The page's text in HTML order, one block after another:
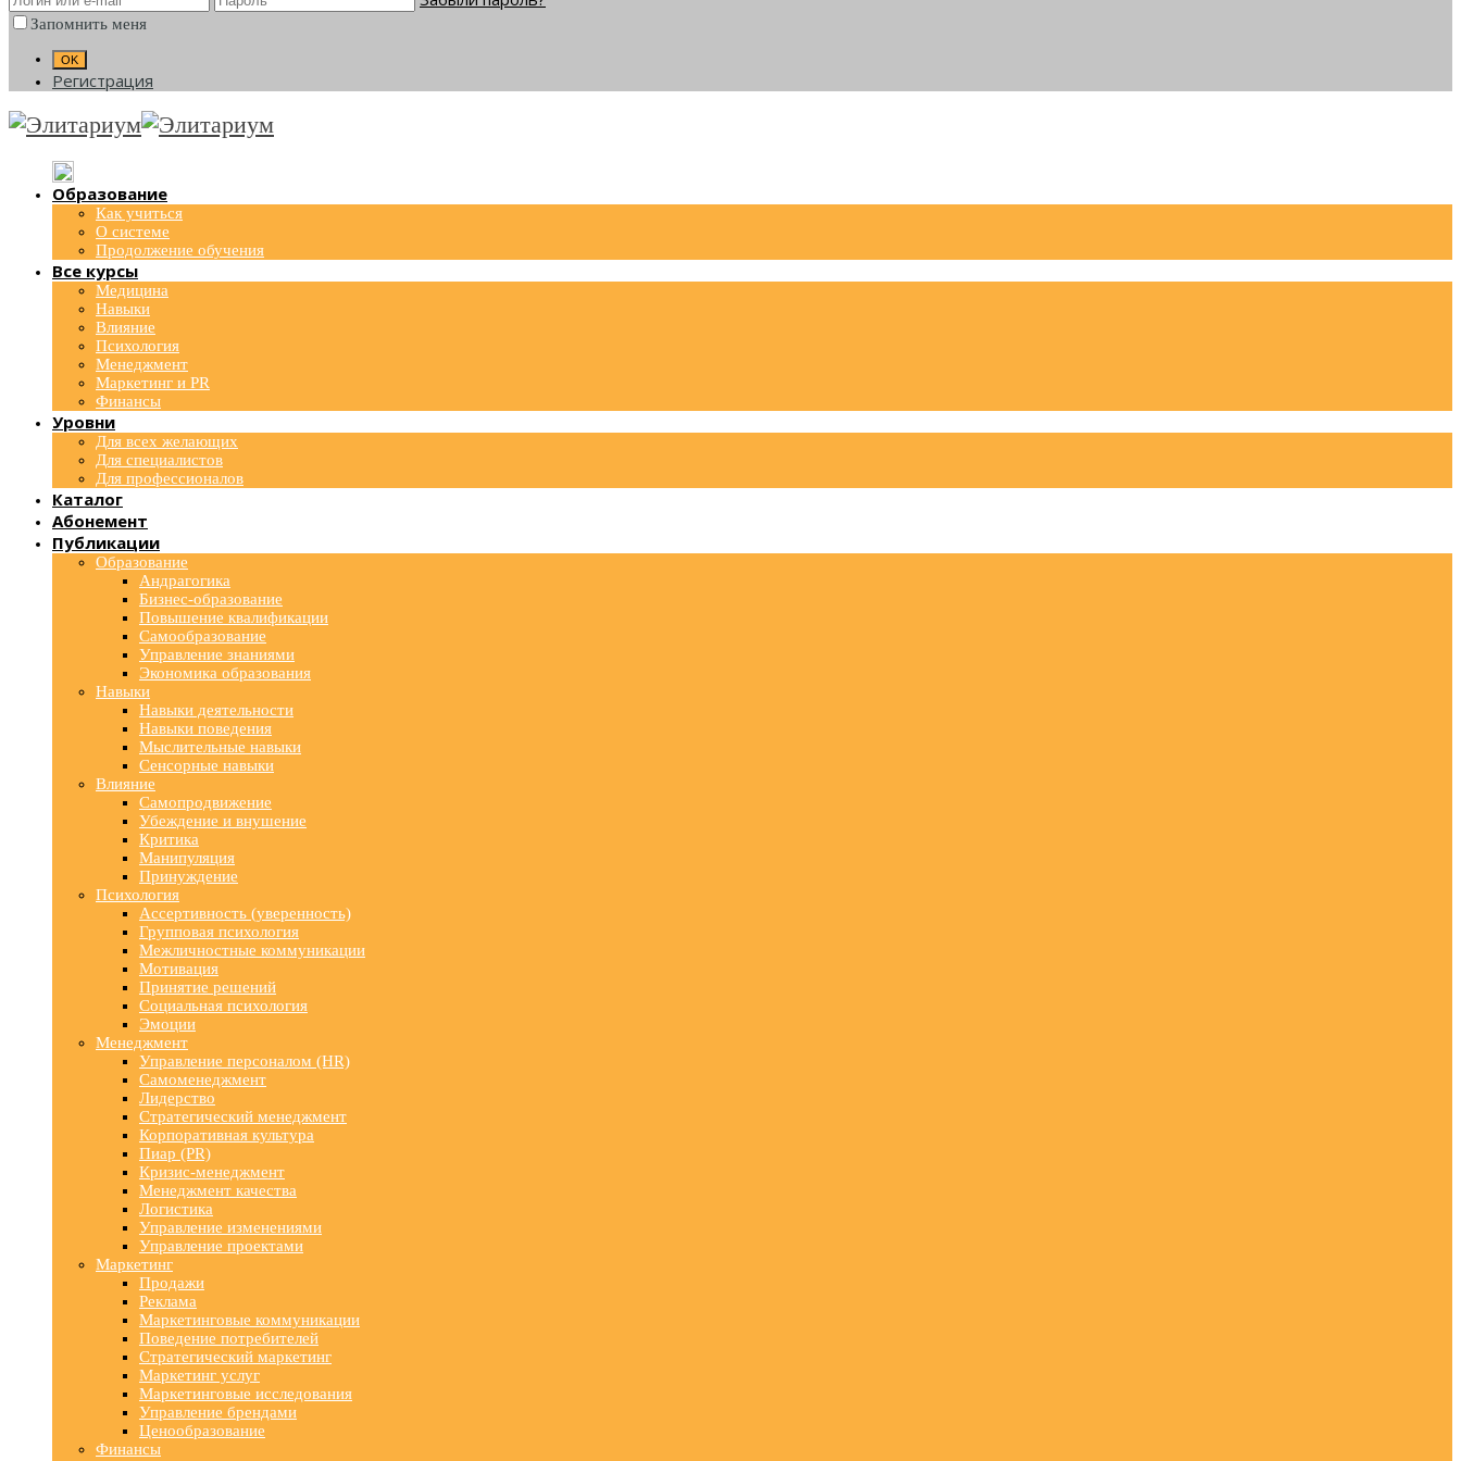
Запомнить меня
Регистрация
Образование
Как учиться
О системе
Продолжение обучения
Все курсы
Медицина
Навыки
Влияние
Психология
Менеджмент
Маркетинг и PR
Финансы
Уровни
Для всех желающих
Для специалистов
Для профессионалов
Каталог
Абонемент
Публикации
Образование
Андрагогика
Бизнес-образование
Повышение квалификации
Самообразование
Управление знаниями
Экономика образования
Навыки
Навыки деятельности
Навыки поведения
Мыслительные навыки
Сенсорные навыки
Влияние
Самопродвижение
Убеждение и внушение
Критика
Манипуляция
Принуждение
Психология
Ассертивность (уверенность)
Групповая психология
Межличностные коммуникации
Мотивация
Принятие решений
Социальная психология
Эмоции
Менеджмент
Управление персоналом (HR)
Самоменеджмент
Лидерство
Стратегический менеджмент
Корпоративная культура
Пиар (PR)
Кризис-менеджмент
Менеджмент качества
Логистика
Управление изменениями
Управление проектами
Маркетинг
Продажи
Реклама
Маркетинговые коммуникации
Поведение потребителей
Стратегический маркетинг
Маркетинг услуг
Маркетинговые исследования
Управление брендами
Ценообразование
Финансы